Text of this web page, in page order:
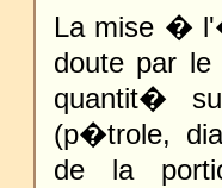
La mise �
doute par
quantit�
(p�trole,
de la